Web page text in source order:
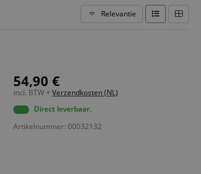
Relevantie
54,90 €
incl. BTW + Verzendkosten (NL)
Direct leverbaar.
Artikelnummer: 00032132